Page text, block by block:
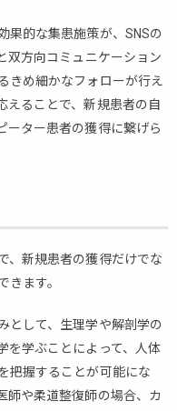
果的な集患施策が、SNSの
双方向コミュニケーション
きめ細かなフォローが行え
えることで、新規患者の自
ーター患者の獲得に繋げら
、新規患者の獲得だけでな
きます。
として、生理学や解剖学の
を学ぶことによって、人体
把握することが可能にな
師や柔道整復師の場合、カ